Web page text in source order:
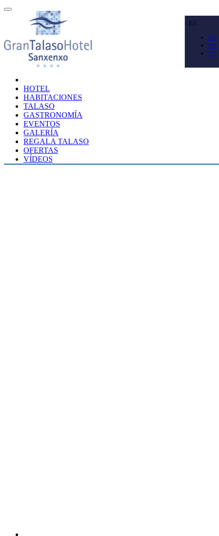
ES
ES
EN
PT
HOTEL
HABITACIONES
TALASO
GASTRONOMÍA
EVENTOS
GALERÍA
REGALA TALASO
OFERTAS
VÍDEOS